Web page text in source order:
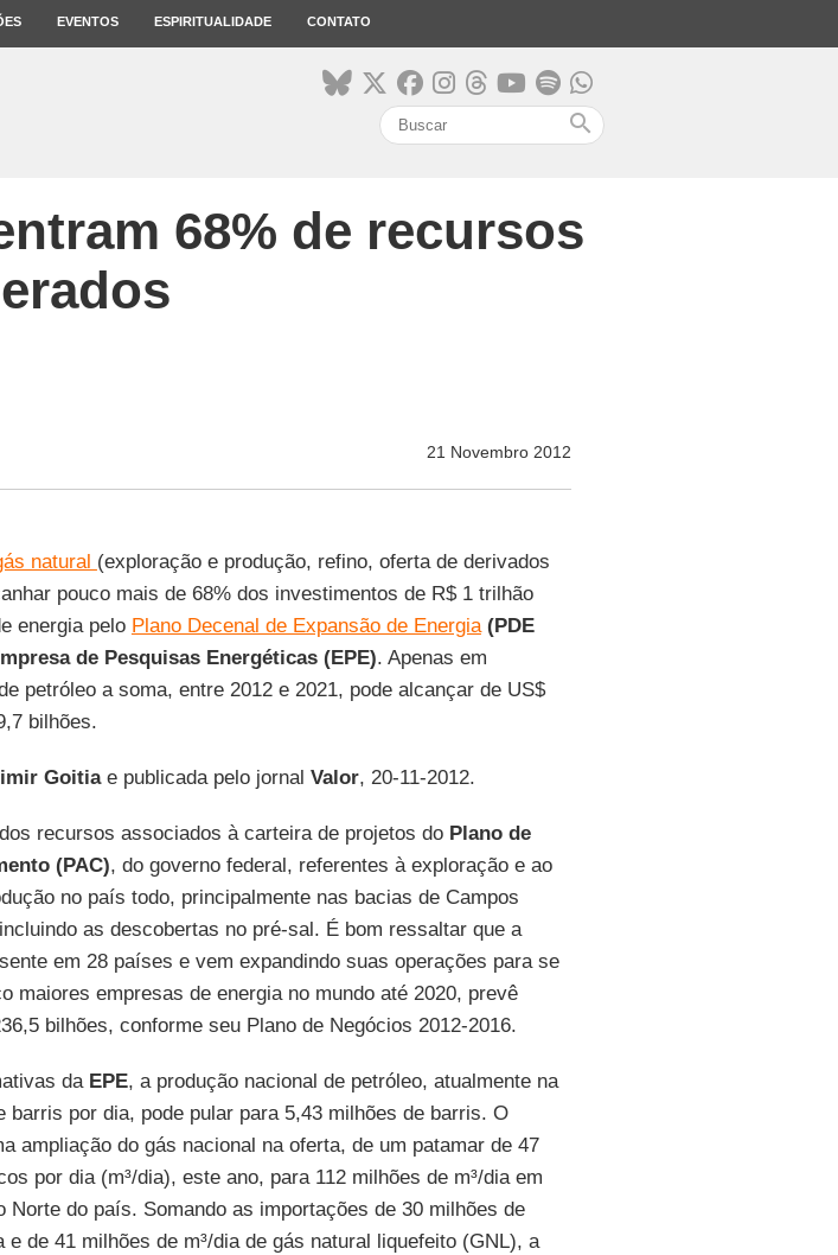
EVENTOS ESPIRITUALIDADE CONTATO
search
68% de recursos
21 Novembro 2012
natural (exploração e produção, refino, oferta de derivados
pouco mais de 68% dos investimentos de R$ 1 trilhão
energia pelo Plano Decenal de Expansão de Energia(PDE
de Pesquisas Energéticas (EPE). Apenas em
petróleo a soma, entre 2012 e 2021, pode alcançar de US$
bilhões.
Goitiae publicada pelo jornal Valor, 20-11-2012.
recursos associados à carteira de projetos do Plano de
(PAC), do governo federal, referentes à exploração e ao
no país todo, principalmente nas bacias de Campos
as descobertas no pré-sal. É bom ressaltar que a
em 28 países e vem expandindo suas operações para se
maiores empresas de energia no mundo até 2020, prevê
bilhões, conforme seu Plano de Negócios 2012-2016.
da EPE, a produção nacional de petróleo, atualmente na
barris por dia, pode pular para 5,43 milhões de barris. O
ampliação do gás nacional na oferta, de um patamar de 47
por dia (m³/dia), este ano, para 112 milhões de m³/dia em
Norte do país. Somando as importações de 30 milhões de
e de 41 milhões de m³/dia de gás natural liquefeito (GNL), a